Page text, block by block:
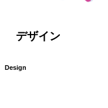
デザイン
Design